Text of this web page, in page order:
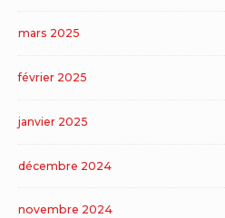
mars 2025
février 2025
janvier 2025
décembre 2024
novembre 2024